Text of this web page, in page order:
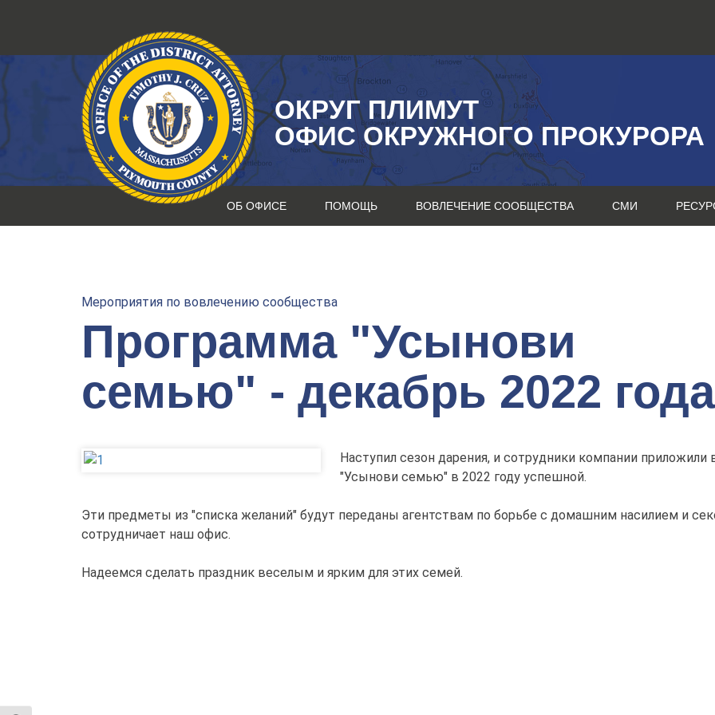
ОКРУГ ПЛИМУТ
ОФИС ОКРУЖНОГО ПРОКУРОРА
ОБ ОФИСЕ ПОМОЩЬ ВОВЛЕЧЕНИЕ СООБЩЕСТВА СМИ
Мероприятия по вовлечению сообщества
Программа "Усынови
семью" - декабрь 2022 года
Наступил сезон дарения, и сотрудники компании
"Усынови семью" в 2022 году успешной.
Эти предметы из "списка желаний" будут переданы агентствам по борьбе с домашним насилием и
сотрудничает наш офис.
Надеемся сделать праздник веселым и ярким для этих семей.